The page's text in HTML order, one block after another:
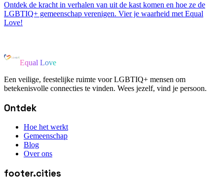
Ontdek de kracht in verhalen van uit de kast komen en hoe ze de
LGBTIQ+ gemeenschap verenigen. Vier je waarheid met Equal
Love!
Equal Love
Een veilige, feestelijke ruimte voor LGBTIQ+ mensen om
betekenisvolle connecties te vinden. Wees jezelf, vind je persoon.
Ontdek
Hoe het werkt
Gemeenschap
Blog
Over ons
footer.cities